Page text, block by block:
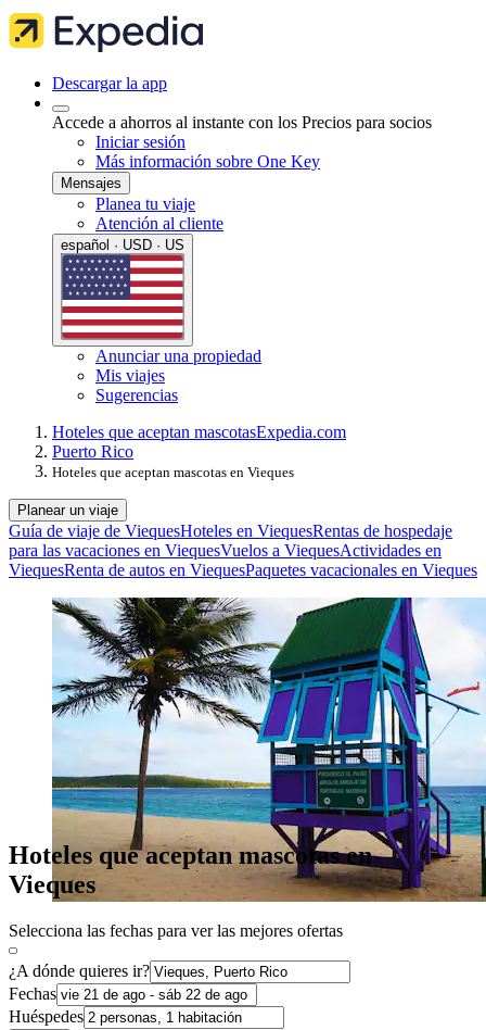
Descargar la app
Accede a ahorros al instante con los Precios para socios
Iniciar sesión
Más información sobre One Key
Mensajes
Planea tu viaje
Atención al cliente
español · USD · US
Anunciar una propiedad
Mis viajes
Sugerencias
Hoteles que aceptan mascotasExpedia.com
Puerto Rico
Hoteles que aceptan mascotas en Vieques
Planear un viaje
Guía de viaje de ViequesHoteles en ViequesRentas de hospedaje
para las vacaciones en ViequesVuelos a ViequesActividades en
ViequesRenta de autos en ViequesPaquetes vacacionales en Vieques
Hoteles que aceptan mascotas en
Vieques
Selecciona las fechas para ver las mejores ofertas
¿A dónde quieres ir?
Fechas
Huéspedes